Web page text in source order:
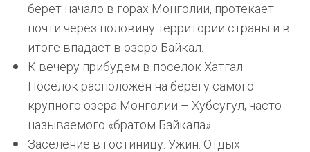
берет начало в горах Монголии, протекает
почти через половину территории страны и в
итоге впадает в озеро Байкал.
К вечеру прибудем в поселок Хатгал.
Поселок расположен на берегу самого
крупного озера Монголии – Хубсугул, часто
называемого «братом Байкала».
Заселение в гостиницу. Ужин. Отдых.